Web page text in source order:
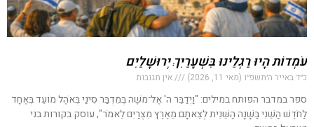
עֹמְדוֹת הָיוּ רַגְלֵינוּ בִּשְׁעָרַיִךְ יְרוּשָׁלַיִם
כ״ד באייר ה׳תשפ״ו (מאי 11, 2026) אין תגובות
ספר במדבר הפותח במילים: "וַיְדַבֵּר ה' אֶל־מֹשֶׁה בְּמִדְבַּר סִינַי בְּאֹהֶל מוֹעֵד בְּאֶחָד
לַחֹדֶשׁ הַשֵּׁנִי בַּשָּׁנָה הַשֵּׁנִית לְצֵאתָם מֵאֶרֶץ מִצְרַיִם לֵאמֹר", עוסק בקורות בני